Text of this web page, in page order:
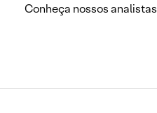
Conheça nossos analistas